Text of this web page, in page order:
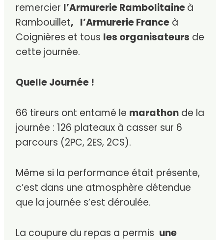
remercier l’Armurerie Rambolitaineà
Rambouillet, l’Armurerie France à
Coignières et tous les organisateurs de
cette journée.
Quelle Journée !
66 tireurs ont entamé le marathon de la
journée : 126 plateaux à casser sur 6
parcours (2PC, 2ES, 2CS).
Même si la performance était présente,
c’est dans une atmosphère détendue
que la journée s’est déroulée.
La coupure du repas a permis une